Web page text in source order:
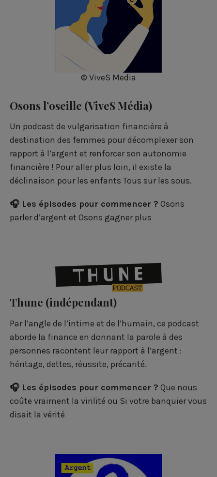
© ViveS Media
Osons l’oseille (ViveS Média)
Un podcast de vulgarisation financière à
destination des femmes pour décomplexer son
rapport à l’argent et renforcer son autonomie
financière ! Pour aller plus loin, il existe la
déclinaison pour les enfants Tous sur les sous.
🎧 Les épisodes pour commencer ? Osons
parler d’argent et Osons gagner plus
Thune (indépendant)
Par l’angle de l’intime et de l’humain, ce podcast
aborde la finance en donnant la parole à des
personnes racontent leur rapport à l’argent :
héritage, dettes, réussite, précarité.
🎧 Les épisodes pour commencer ? Que nous
coûte vraiment la virilité ou Si votre banquier vous
disait la vérité